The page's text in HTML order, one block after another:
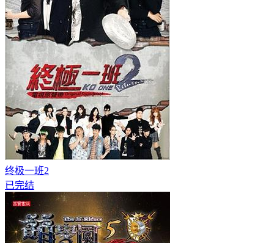
终极一班2
已完结